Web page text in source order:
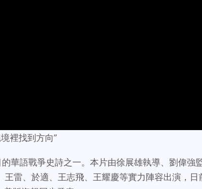
裡找到方向”
華語戰爭史詩之一。本片由徐展雄執導、劉偉強
雷、於適、王志飛、王耀慶等實力陣容出演，日